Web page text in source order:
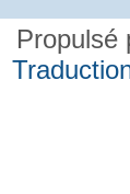
Propulsé